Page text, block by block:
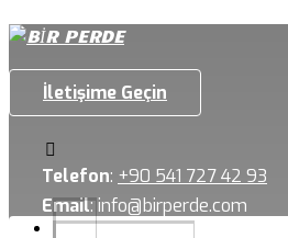
İletişime Geçin
Telefon: +90 541 727 42 93
Email:info@birperde.com